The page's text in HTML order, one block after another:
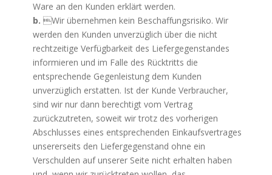
Ware an den Kunden erklärt werden.
b. Wir übernehmen kein Beschaffungsrisiko. Wir
werden den Kunden unverzüglich über die nicht
rechtzeitige Verfügbarkeit des Liefergegenstandes
informieren und im Falle des Rücktritts die
entsprechende Gegenleistung dem Kunden
unverzüglich erstatten. Ist der Kunde Verbraucher,
sind wir nur dann berechtigt vom Vertrag
zurückzutreten, soweit wir trotz des vorherigen
Abschlusses eines entsprechenden Einkaufsvertrages
unsererseits den Liefergegenstand ohne ein
Verschulden auf unserer Seite nicht erhalten haben